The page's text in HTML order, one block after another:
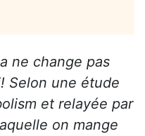
ne change pas
Selon une étude
et relayée par
on mange